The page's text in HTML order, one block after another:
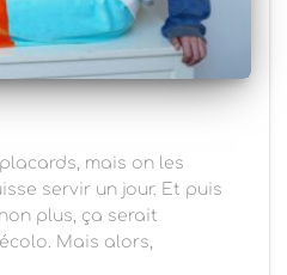
mais on les
servir un jour. Et puis
plus, ça serait
Mais alors,